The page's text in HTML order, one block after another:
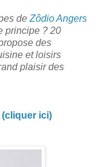
de Zôdio Angers
principe ? 20
des
et loisirs
plaisir des
ici)